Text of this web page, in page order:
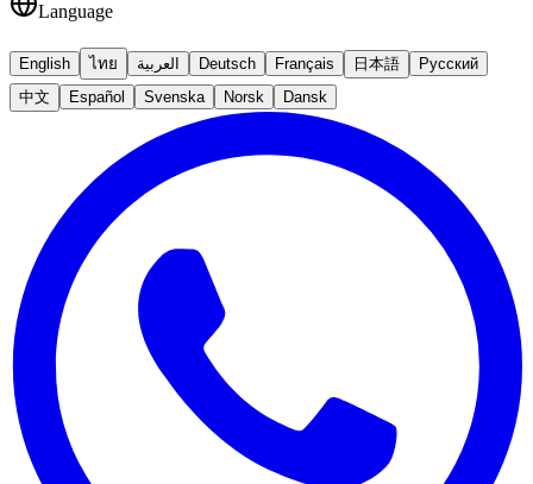
Language
English ไทย العربية Deutsch Français 日本語
Русский
中文
Español Svenska Norsk Dansk